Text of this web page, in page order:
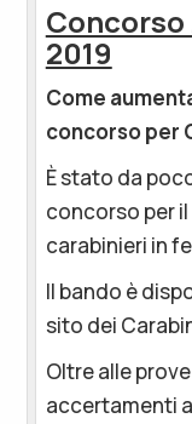
2019
Come
concorso per
È stato da
concorso per
carabinieri in
Il bando è
sito dei
Oltre alle
accertamenti